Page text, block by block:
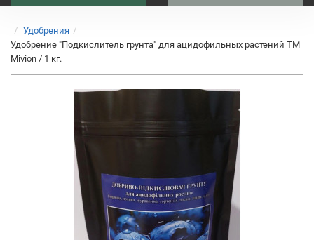
Удобрения
Удобрение "Подкислитель грунта" для ацидофильных растений ТМ
Mivion / 1 кг.